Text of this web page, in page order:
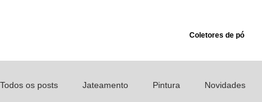
Coletores de pó
Todos os posts Jateamento Pintura Novidades